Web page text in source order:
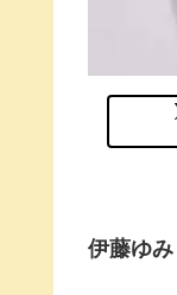
伊藤ゆ